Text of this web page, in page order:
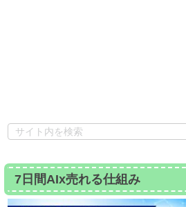
7日間AIx売れる仕組み